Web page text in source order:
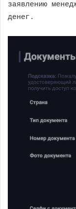
заявлению
денег.